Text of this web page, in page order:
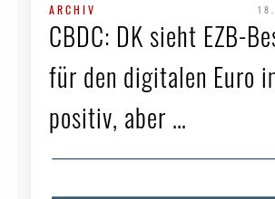
ARCHIV
CBDC: DK sieht EZB-
für den digitalen Euro
positiv, aber …